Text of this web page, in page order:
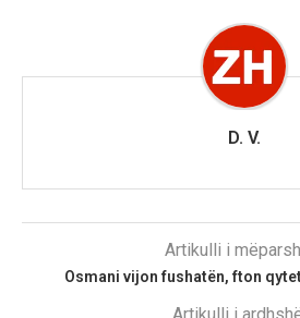
D. V.
Artikulli i
Osmani vijon fushatën, fton